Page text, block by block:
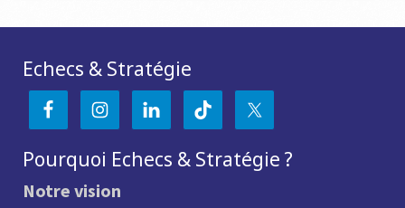
Echecs & Stratégie
Pourquoi Echecs & Stratégie ?
Notre vision